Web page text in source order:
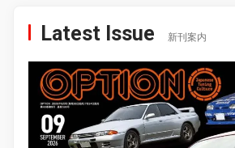
Latest Issue 新刊案内